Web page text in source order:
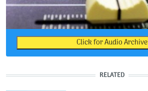
Click for Audio Archive
RELATED